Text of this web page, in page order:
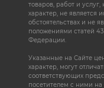
товаров, работ и
характер, не является
обстоятельствах и не
положениями статей
Федерации.
Указанные на Сайте
характер, могут
соответствующих
посетителем с ними на